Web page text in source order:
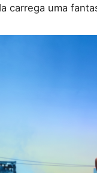
carrega uma